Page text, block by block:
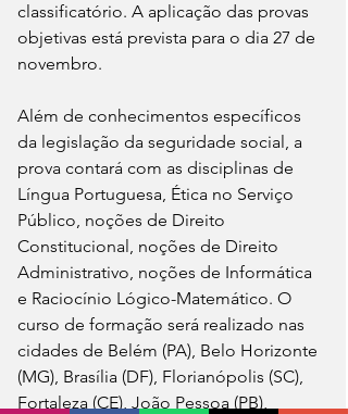
classificatório. A aplicação das provas
objetivas está prevista para o dia 27 de
novembro.
Além de conhecimentos específicos
da legislação da seguridade social, a
prova contará com as disciplinas de
Língua Portuguesa, Ética no Serviço
Público, noções de Direito
Constitucional, noções de Direito
Administrativo, noções de Informática
e Raciocínio Lógico-Matemático. O
curso de formação será realizado nas
cidades de Belém (PA), Belo Horizonte
(MG), Brasília (DF), Florianópolis (SC),
Fortaleza (CE), João Pessoa (PB),